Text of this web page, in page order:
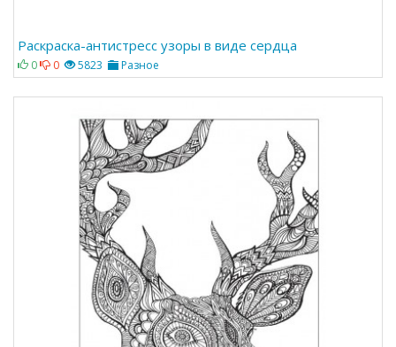
Раскраска-антистресс узоры в виде сердца
0 0 5823 Разное